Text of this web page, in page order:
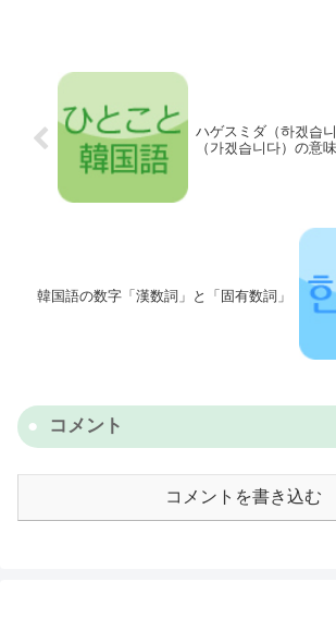
ハゲスミダ（하겠습
（가겠습니다）の意味
韓国語の数字「漢数詞」と「固有数詞」
コメント
コメントを書き込む